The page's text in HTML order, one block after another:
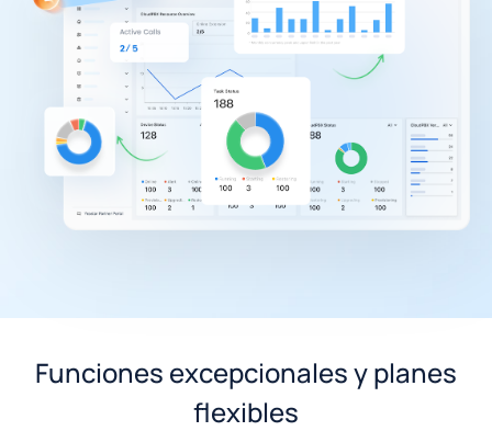
Funciones excepcionales y planes
flexibles